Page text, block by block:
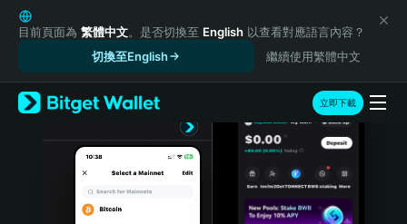
English
日本語
Русский
Español (Latinoamérica)
Türkçe
目前頁面為 繁體中文。是否切換至 English 以查看對應語言內容？
切換至English
繼續使用繁體中文
立即下載